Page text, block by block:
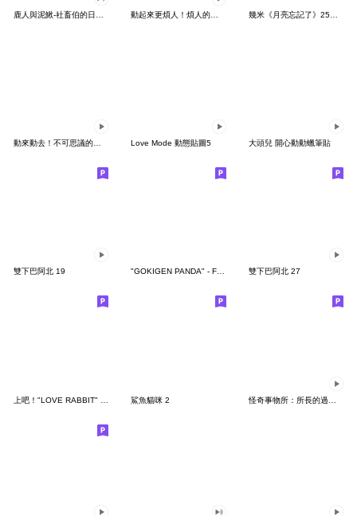
幾米《月亮忘記了》25周年 x 晴天P莉
Love Mode 動態貼圖5 大頭兒 開心動動蠟筆貼
雙下巴阿北 19 "GOKIGEN PANDA" - Feeling / global 雙下巴阿北 27
鯊魚貓咪 2